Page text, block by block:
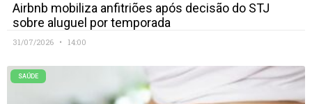
Airbnb mobiliza anfitriões após decisão do STJ
sobre aluguel por temporada
31/07/2026 14:00
SAÚDE